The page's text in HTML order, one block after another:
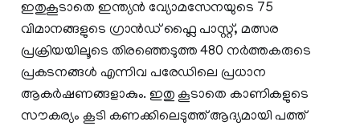
ഇതുകൂടാതെ ഇന്ത്യന്‍ വ്യോമസേനയുടെ 75
വിമാനങ്ങളുടെ ഗ്രാന്‍ഡ് ഫ്ലൈ പാസ്റ്റ്, മത്സര
പ്രക്രിയയിലൂടെ തിരഞ്ഞെടുത്ത 480 നര്‍ത്തകരുടെ
പ്രകടനങ്ങള്‍ എന്നിവ പരേഡിലെ പ്രധാന
ആകര്‍ഷണങ്ങളാകും. ഇതു കൂടാതെ കാണികളുടെ
സൗകര്യം കൂടി കണക്കിലെടുത്ത് ആദ്യമായി പത്ത്